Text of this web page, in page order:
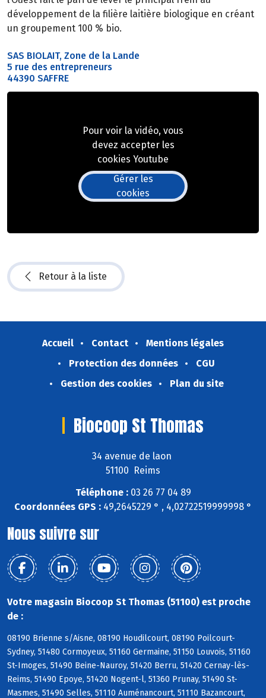
développement de la filière laitière biologique en créant
un groupement 100 % bio.
SAS BIOLAIT, Zone de la Lande
5 rue des entrepreneurs
44390 SAFFRE
Pour voir la vidéo, vous
devez accepter les
cookies Youtube
Gérer les
cookies
Retour à la liste
Accueil Contact
Mentions légales
Protection des données
CGU
Gestion des cookies
Plan du site
Biocoop St Thomas
34 avenue de laon
51100 Reims
Téléphone :03 26 77 04 89
Coordonnées GPS : 49,2645229 ° , 4,02722519999998 °
Nous suivre sur
Votre magasin Biocoop St Thomas (51100) est proche
de :
08190 Brienne s/Aisne, 08190 Houdilcourt, 08190 Poilcourt-
Sydney, 51480 Cormoyeux, 51160 Germaine, 51150 Louvois, 51160
St-Imoges, 51490 Beine-Nauroy, 51420 Berru, 51420 Cernay-lès-
Reims, 51490 Epoye, 51420 Nogent-l, 51360 Prunay, 51490 St-
Masmes, 51490 Selles, 51110 Auménancourt, 51110 Bazancourt,